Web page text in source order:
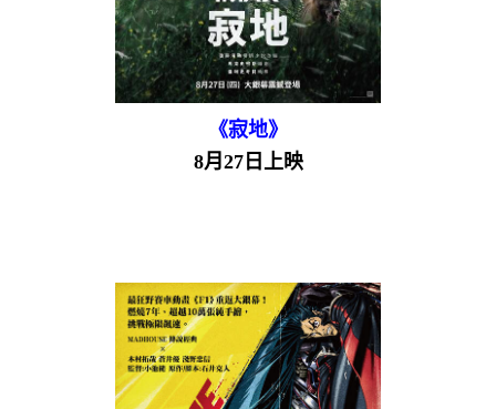
《寂地》
8月27日上映